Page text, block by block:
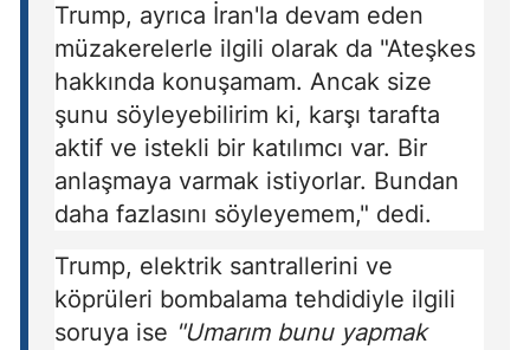
Trump, ayrıca İran'la devam eden
müzakerelerle ilgili olarak da "Ateşkes
hakkında konuşamam. Ancak size
şunu söyleyebilirim ki, karşı tarafta
aktif ve istekli bir katılımcı var. Bir
anlaşmaya varmak istiyorlar. Bundan
daha fazlasını söyleyemem," dedi.
Trump, elektrik santrallerini ve
köprüleri bombalama tehdidiyle ilgili
soruya ise "Umarım bunu yapmak